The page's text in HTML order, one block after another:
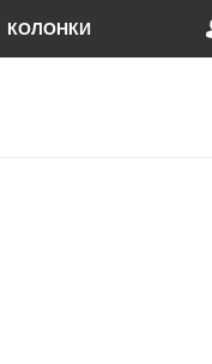
КОЛОНКИ